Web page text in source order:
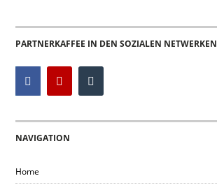
PARTNERKAFFEE IN DEN SOZIALEN NETWERKEN
NAVIGATION
Home